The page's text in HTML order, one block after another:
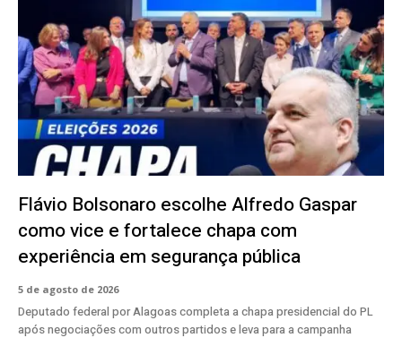
Flávio Bolsonaro escolhe Alfredo Gaspar
como vice e fortalece chapa com
experiência em segurança pública
5 de agosto de 2026
Deputado federal por Alagoas completa a chapa presidencial do PL
após negociações com outros partidos e leva para a campanha